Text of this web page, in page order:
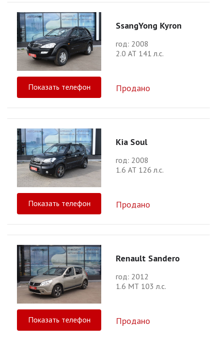
SsangYong Kyron
год: 2008
2.0 АТ 141 л.с.
Показать телефон Продано
Kia Soul
год: 2008
1.6 АТ 126 л.с.
Показать телефон Продано
Renault Sandero
год: 2012
1.6 МТ 103 л.с.
Показать телефон Продано